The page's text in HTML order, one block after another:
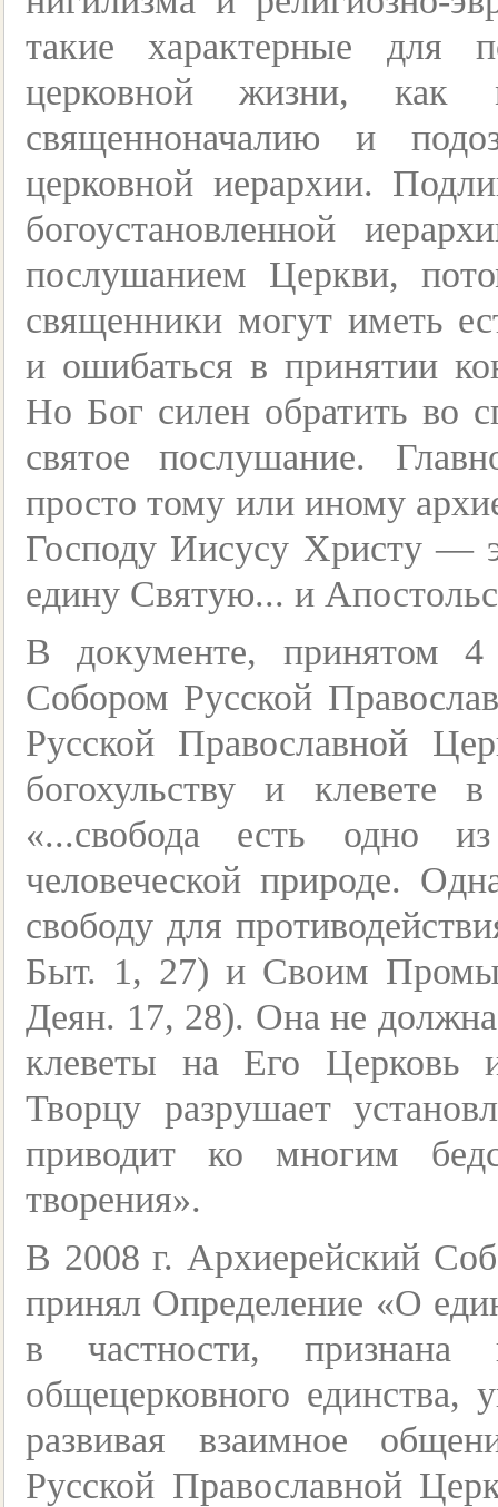
такие характерные для
церковной жизни, как
священноначалию и
церковной иерархии.
богоустановленной
послушанием Церкви,
священники могут иметь
и ошибаться в принятии
Но Бог силен обратить во
святое послушание.
просто тому или иному
Господу Иисусу Христу —
едину Святую... и
В документе, принятом
Собором Русской
Русской Православной
богохульству и клевете
«...свобода есть одно
человеческой природе.
свободу для
Быт. 1, 27) и Своим
Деян. 17, 28). Она не должна
клеветы на Его Церковь
Творцу разрушает
приводит ко многим
творения».
В 2008 г. Архиерейский
принял Определение «О
в частности, признана
общецерковного единства,
развивая взаимное
Русской Православной